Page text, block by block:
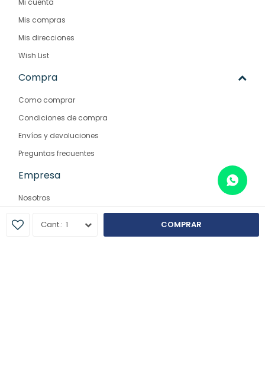
1 COMPRAR
Mis compras
Mis direcciones
Wish List
Compra
Como comprar
Condiciones de compra
Envíos y devoluciones
Preguntas frecuentes
Empresa
Nosotros